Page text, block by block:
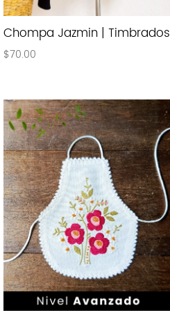
Chompa Jazmin | Timbrados
$70.00